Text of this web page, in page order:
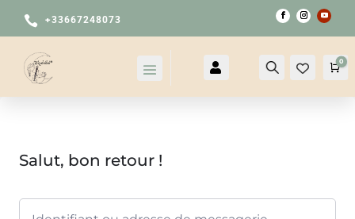
 +33667248073
 Recherche 0
Salut, bon retour !